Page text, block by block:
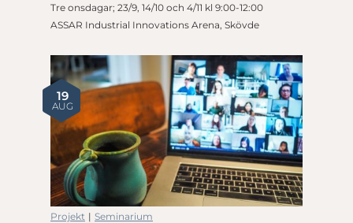
Tre onsdagar; 23/9, 14/10 och 4/11 kl 9:00-12:00
ASSAR Industrial Innovations Arena, Skövde
19
AUG
Projekt | Seminarium